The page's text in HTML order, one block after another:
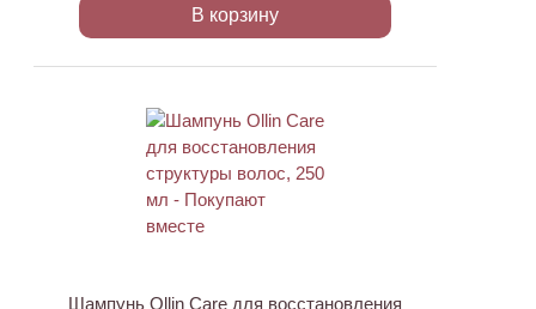
В корзину
Шампунь Ollin Care для восстановления